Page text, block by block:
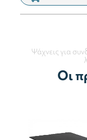
Ψάχνεις για
Οι